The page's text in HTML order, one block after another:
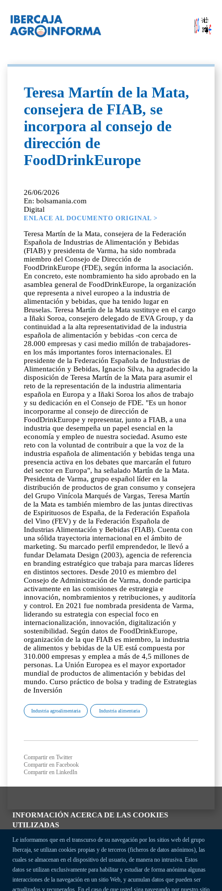
INFORMACIÓN ACERCA DE LAS COOKIES
UTILIZADAS
Le informamos que en el transcurso de su navegación por los sitios web del grupo
Ibercaja, se utilizan cookies propias y de terceros (ficheros de datos anónimos), las
cuales se almacenan en el dispositivo del usuario, de manera no intrusiva. Estos
datos se utilizan exclusivamente para habilitar y estudiar de forma anónima algunas
interacciones de la navegación en un sitio Web, y acumulan datos que pueden ser
actualizados y recuperados. En el caso de que usted siga navegando por nuestro sitio
Teresa Martín de la Mata,
consejera de FIAB, se
incorpora al consejo de
dirección de
FoodDrinkEurope
26/06/2026
En: bolsamania.com
Digital
ENLACE AL DOCUMENTO ORIGINAL >
Teresa Martín de la Mata, consejera de la Federación
Española de Industrias de Alimentación y Bebidas
(FIAB) y presidenta de Varma, ha sido nombrada
miembro del Consejo de Dirección de
FoodDrinkEurope (FDE), según informa la asociación.
En concreto, este nombramiento ha sido aprobado en la
asamblea general de FoodDrinkEurope, la organización
que representa a nivel europeo a la industria de
alimentación y bebidas, que ha tenido lugar en
Bruselas. Teresa Martín de la Mata sustituye en el cargo
a Iñaki Soroa, consejero delegado de EVA Group, y da
continuidad a la alta representatividad de la industria
española de alimentación y bebidas -con cerca de
28.000 empresas y casi medio millón de trabajadores-
en los más importantes foros internacionales. El
presidente de la Federación Española de Industrias de
Alimentación y Bebidas, Ignacio Silva, ha agradecido la
disposición de Teresa Martín de la Mata para asumir el
reto de la representación de la industria alimentaria
española en Europa y a Iñaki Soroa los años de trabajo
y su dedicación en el Consejo de FDE. "Es un honor
incorporarme al consejo de dirección de
FoodDrinkEurope y representar, junto a FIAB, a una
industria que desempeña un papel esencial en la
economía y empleo de nuestra sociedad. Asumo este
reto con la voluntad de contribuir a que la voz de la
industria española de alimentación y bebidas tenga una
presencia activa en los debates que marcarán el futuro
del sector en Europa", ha señalado Martín de la Mata.
Presidenta de Varma, grupo español líder en la
distribución de productos de gran consumo y consejera
del Grupo Vinícola Marqués de Vargas, Teresa Martín
de la Mata es también miembro de las juntas directivas
de Espirituosos de España, de la Federación Española
del Vino (FEV) y de la Federación Española de
Industrias Alimentación y Bebidas (FIAB). Cuenta con
una sólida trayectoria internacional en el ámbito de
marketing. Su marcado perfil emprendedor, le llevó a
fundar Delamata Design (2003), agencia de referencia
en branding estratégico que trabaja para marcas líderes
en distintos sectores. Desde 2010 es miembro del
Consejo de Administración de Varma, donde participa
activamente en las comisiones de estrategia e
innovación, nombramientos y retribuciones, y auditoría
y control. En 2021 fue nombrada presidenta de Varma,
liderando su estrategia con especial foco en
internacionalización, innovación, digitalización y
sostenibilidad. Según datos de FoodDrinkEurope,
organización de la que FIAB es miembro, la industria
de alimentos y bebidas de la UE está compuesta por
310.000 empresas y emplea a más de 4,5 millones de
personas. La Unión Europea es el mayor exportador
mundial de productos de alimentación y bebidas del
mundo. Curso práctico de bolsa y trading de Estrategias
de Inversión
Industria agroalimentaria Industria alimentaria
Compartir en Twitter
Compartir en Facebook
Compartir en LinkedIn